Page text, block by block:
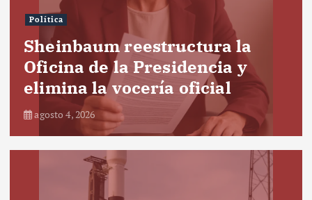
Política
Sheinbaum reestructura la
Oficina de la Presidencia y
elimina la vocería oficial
agosto 4, 2026